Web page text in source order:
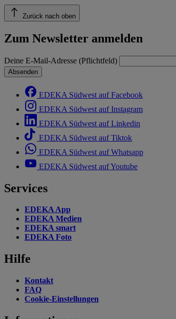
Zurück nach oben
Zum Newsletter anmelden
Deine E-Mail-Adresse (Pflichtfeld)
Absenden
EDEKA Südwest auf Facebook
EDEKA Südwest auf Instagram
EDEKA Südwest auf Linkedin
EDEKA Südwest auf Tiktok
EDEKA Südwest auf Whatsapp
EDEKA Südwest auf Youtube
Services
EDEKA App
EDEKA Medien
EDEKA smart
EDEKA Foto
Hilfe
Kontakt
FAQ
Cookie-Einstellungen